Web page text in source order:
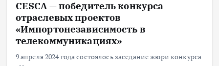
CESCA — победитель конкурса
отраслевых проектов
«Импортонезависимость в
телекоммуникациях»
9 апреля 2024 года состоялось заседание жюри конкурса